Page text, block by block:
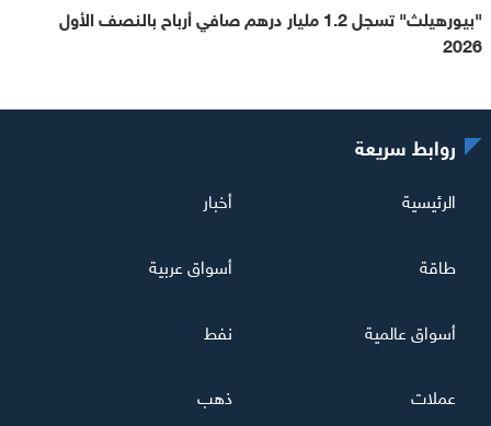
"بيورهيلث" تسجل 1.2 مليار درهم صافي أرباح بالنصف الأول
2026
روابط سريعة
الرئيسية أخبار
طاقة أسواق عربية
أسواق عالمية نفط
عملات ذهب